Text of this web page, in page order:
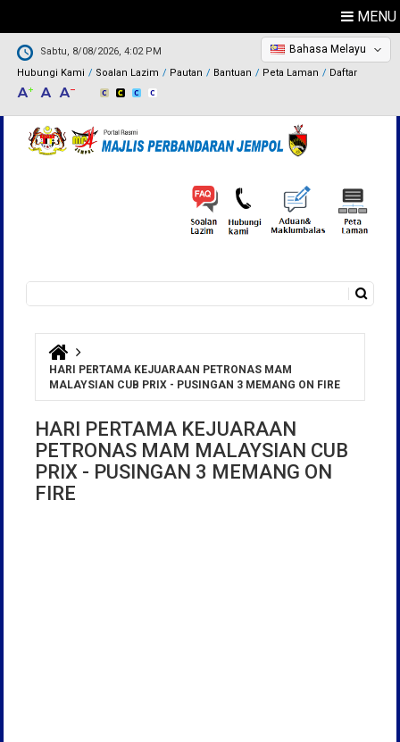
MENU
Sabtu, 8/08/2026, 4:02 PM
Hubungi Kami
Soalan Lazim Pautan Bantuan Peta Laman Daftar
Bahasa Melayu
Borang carian
Anda di sini
HARI PERTAMA KEJUARAAN PETRONAS MAM
MALAYSIAN CUB PRIX - PUSINGAN 3 MEMANG ON FIRE
HARI PERTAMA KEJUARAAN
PETRONAS MAM MALAYSIAN CUB
PRIX - PUSINGAN 3 MEMANG ON
FIRE